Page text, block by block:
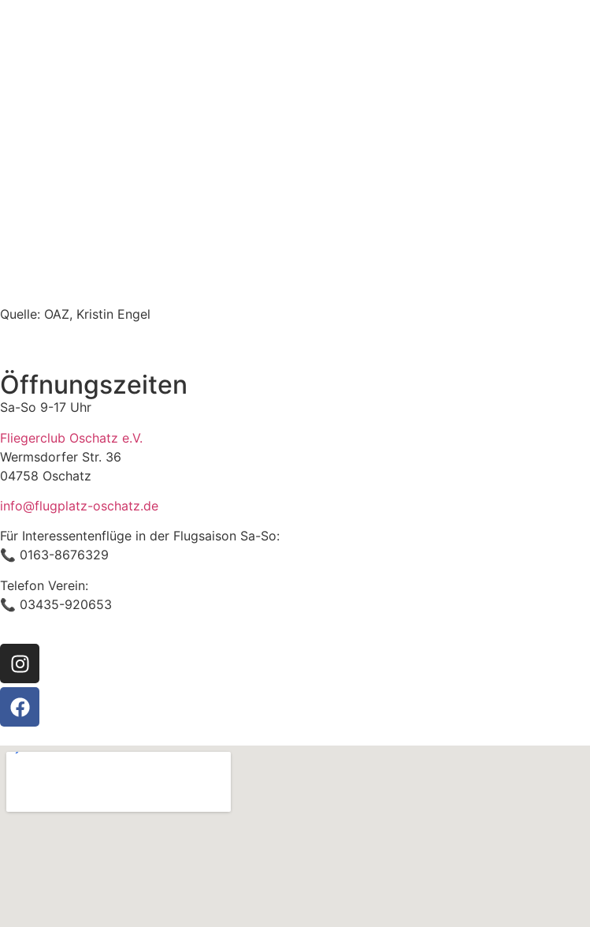
Quelle: OAZ, Kristin Engel
Öffnungszeiten
Sa-So 9-17 Uhr
Fliegerclub Oschatz e.V.
Wermsdorfer Str. 36
04758 Oschatz
info@flugplatz-oschatz.de
Für Interessentenflüge in der Flugsaison Sa-So:
📞 0163-8676329
Telefon Verein:
📞 03435-920653